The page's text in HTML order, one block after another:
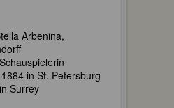
Arbenina,
in St. Petersburg
Surrey